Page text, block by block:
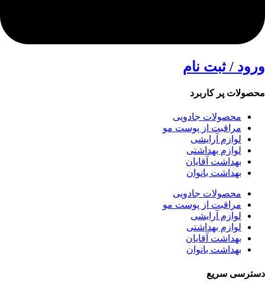
ورود / ثبت نام
محصولات پر کاربرد
محصولات جادویی
مراقبت از پوست مو
لوازم آرایشی
لوازم بهداشتی
بهداشت آقایان
بهداشت بانوان
محصولات جادویی
مراقبت از پوست مو
لوازم آرایشی
لوازم بهداشتی
بهداشت آقایان
بهداشت بانوان
دسترسی سریع